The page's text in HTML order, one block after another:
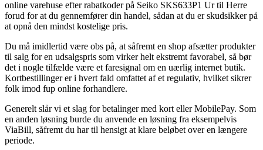
online varehuse efter rabatkoder på Seiko SKS633P1 Ur til Herre
forud for at du gennemfører din handel, sådan at du er skudsikker på
at opnå den mindst kostelige pris.
Du må imidlertid være obs på, at såfremt en shop afsætter produkter
til salg for en udsalgspris som virker helt ekstremt favorabel, så bør
det i nogle tilfælde være et faresignal om en uærlig internet butik.
Kortbestillinger er i hvert fald omfattet af et regulativ, hvilket sikrer
folk imod fup online forhandlere.
Generelt slår vi et slag for betalinger med kort eller MobilePay. Som
en anden løsning burde du anvende en løsning fra eksempelvis
ViaBill, såfremt du har til hensigt at klare beløbet over en længere
periode.